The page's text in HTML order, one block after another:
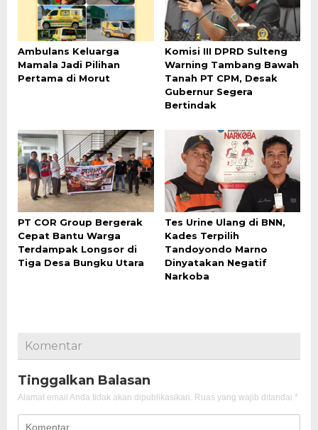
Ambulans Keluarga
Mamala Jadi Pilihan
Pertama di Morut
Komisi III DPRD Sulteng
Warning Tambang Bawah
Tanah PT CPM, Desak
Gubernur Segera
Bertindak
PT COR Group Bergerak
Cepat Bantu Warga
Terdampak Longsor di
Tiga Desa Bungku Utara
Tes Urine Ulang di BNN,
Kades Terpilih
Tandoyondo Marno
Dinyatakan Negatif
Narkoba
Komentar
Tinggalkan Balasan
Alamat email Anda tidak akan dipublikasikan. Ruas yang wajib ditandai *